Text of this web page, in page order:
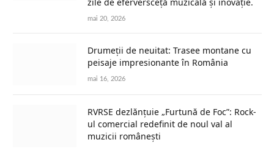
mai 20, 2026
Drumeții de neuitat: Trasee montane cu
peisaje impresionante în România
mai 16, 2026
RVRSE dezlănțuie „Furtună de Foc”: Rock-
ul comercial redefinit de noul val al
muzicii românești